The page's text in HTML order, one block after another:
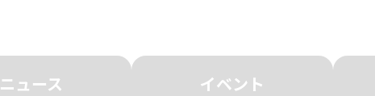
ニュース イベント